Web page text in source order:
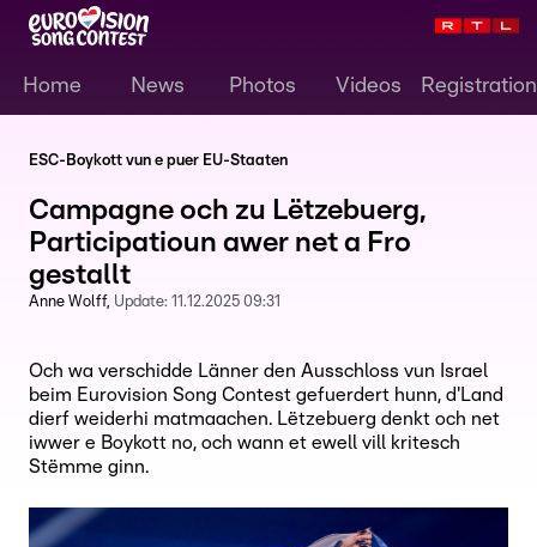
Home News Photos Videos Registration
ESC-Boykott vun e puer EU-Staaten
Campagne och zu Lëtzebuerg,
Participatioun awer net a Fro
gestallt
Anne Wolff Update: 11.12.2025 09:31
Och wa verschidde Länner den Ausschloss vun Israel
beim Eurovision Song Contest gefuerdert hunn, d'Land
dierf weiderhi matmaachen. Lëtzebuerg denkt och net
iwwer e Boykott no, och wann et ewell vill kritesch
Stëmme ginn.